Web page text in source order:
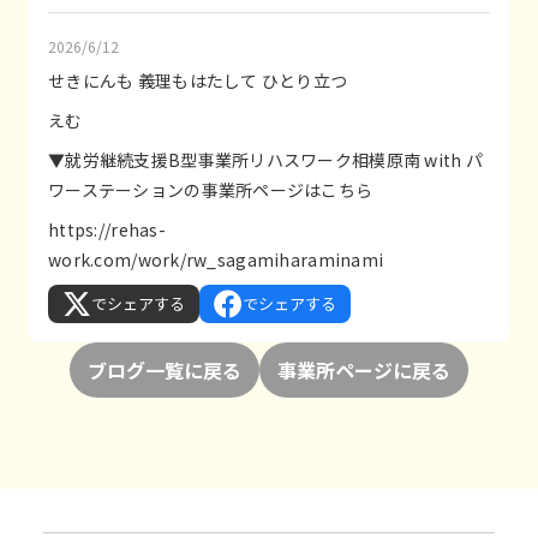
2026/6/12
せきにんも 義理もはたして ひとり立つ
えむ
▼就労継続支援B型事業所リハスワーク相模原南 with パ
ワーステーションの事業所ページはこちら
https://rehas-
work.com/work/rw_sagamiharaminami
でシェアする でシェアする
ブログ一覧に戻る 事業所ページに戻る